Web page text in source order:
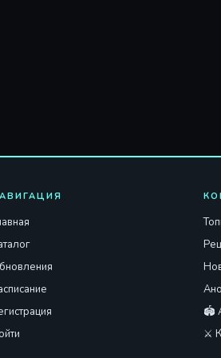
🏟️
⚔️